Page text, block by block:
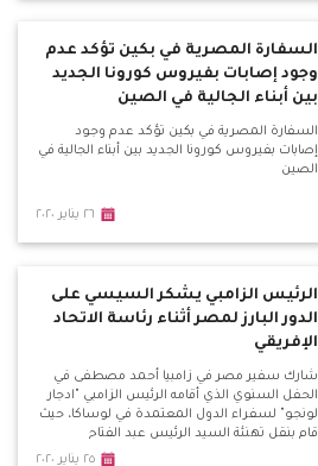
السفارة المصرية في بكين تؤكد عدم
وجود إصابات بفيروس كورونا الجديد
بين أبناء الجالية في الصين
السفارة المصرية في بكين تؤكد عدم وجود
إصابات بفيروس كورونا الجديد بين أبناء الجالية في
الصين
٢٦ يناير ٢٠٢٠
الرئيس الزامبي يشكر السيسي على
الدور البارز لمصر أثناء رئاسة الاتحاد
الإفريقي
شارك سفير مصر في زامبيا أحمد مصطفى في
الحفل السنوي الذي أقامه الرئيس الزامبي "ادجار
لونجو" لسفراء الدول المعتمدة في لوساكا، حيث
قام بنقل تهنئة السيد الرئيس عبد الفتاح
السيسي لرئيس زامبيا بمناسبة العام الجديد.
٢٥ يناير ٢٠٢٠